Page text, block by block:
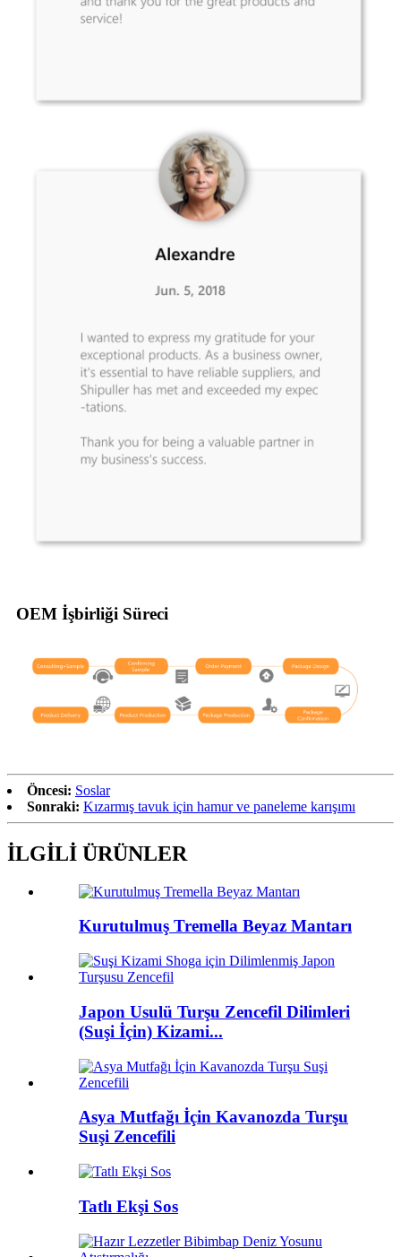
OEM İşbirliği Süreci
Öncesi: Soslar
Sonraki: Kızarmış tavuk için hamur ve paneleme karışımı
İLGİLİ ÜRÜNLER
Kurutulmuş Tremella Beyaz Mantarı
Japon Usulü Turşu Zencefil Dilimleri
(Suşi İçin) Kizami...
Asya Mutfağı İçin Kavanozda Turşu
Suşi Zencefili
Tatlı Ekşi Sos